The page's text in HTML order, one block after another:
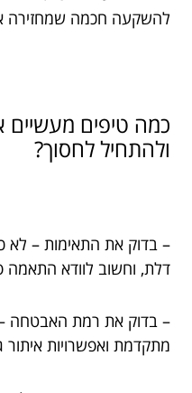
להשקעה חכמה שמחזירה
כמה טיפים מעשיים
ולהתחיל לחסוך?
– בדוק את התאימות – לא
דלת, וחשוב לוודא התאמה
– בדוק את רמת האבטחה
מתקדמת ואפשרויות